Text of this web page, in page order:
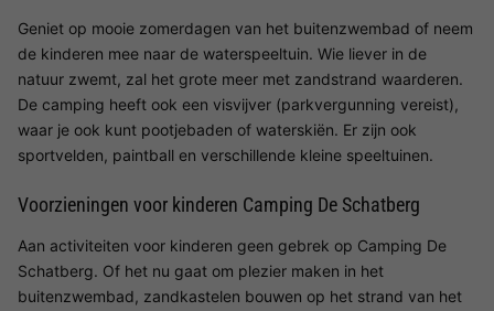
Geniet op mooie zomerdagen van het buitenzwembad of neem
de kinderen mee naar de waterspeeltuin. Wie liever in de
natuur zwemt, zal het grote meer met zandstrand waarderen.
De camping heeft ook een visvijver (parkvergunning vereist),
waar je ook kunt pootjebaden of waterskiën. Er zijn ook
sportvelden, paintball en verschillende kleine speeltuinen.
Voorzieningen voor kinderen Camping De Schatberg
Aan activiteiten voor kinderen geen gebrek op Camping De
Schatberg. Of het nu gaat om plezier maken in het
buitenzwembad, zandkastelen bouwen op het strand van het